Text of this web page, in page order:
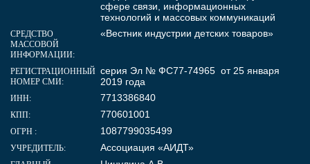
сфере связи, информационных
технологий и массовых коммуникаций
СРЕДСТВО
МАССОВОЙ
ИНФОРМАЦИИ:
«Вестник индустрии детских товаров»
РЕГИСТРАЦИОННЫЙ
НОМЕР СМИ:
серия Эл № ФС77-74965 от 25 января
2019 года
ИНН: 7713386840
КПП: 770601001
ОГРН : 1087799035499
УЧРЕДИТЕЛЬ: Ассоциация «АИДТ»